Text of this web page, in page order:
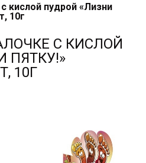
кислой пудрой «Лизни
10г
С КИСЛОЙ
ПЯТКУ!»
10Г